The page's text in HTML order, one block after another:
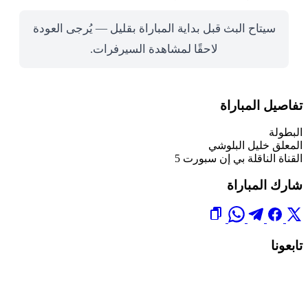
سيتاح البث قبل بداية المباراة بقليل — يُرجى العودة
لاحقًا لمشاهدة السيرفرات.
تفاصيل المباراة
البطولة
المعلق خليل البلوشي
القناة الناقلة بي إن سبورت 5
شارك المباراة
تابعونا